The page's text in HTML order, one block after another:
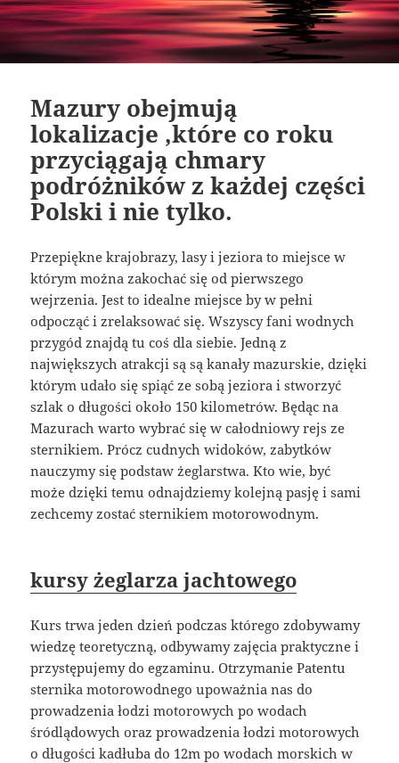
Mazury obejmują
lokalizacje ,które co roku
przyciągają chmary
podróżników z każdej części
Polski i nie tylko.
Przepiękne krajobrazy, lasy i jeziora to miejsce w
którym można zakochać się od pierwszego
wejrzenia. Jest to idealne miejsce by w pełni
odpocząć i zrelaksować się. Wszyscy fani wodnych
przygód znajdą tu coś dla siebie. Jedną z
największych atrakcji są są kanały mazurskie, dzięki
którym udało się spiąć ze sobą jeziora i stworzyć
szlak o długości około 150 kilometrów. Będąc na
Mazurach warto wybrać się w całodniowy rejs ze
sternikiem. Prócz cudnych widoków, zabytków
nauczymy się podstaw żeglarstwa. Kto wie, być
może dzięki temu odnajdziemy kolejną pasję i sami
zechcemy zostać sternikiem motorowodnym.
kursy żeglarza jachtowego
Kurs trwa jeden dzień podczas którego zdobywamy
wiedzę teoretyczną, odbywamy zajęcia praktyczne i
przystępujemy do egzaminu. Otrzymanie Patentu
sternika motorowodnego upoważnia nas do
prowadzenia łodzi motorowych po wodach
śródlądowych oraz prowadzenia łodzi motorowych
o długości kadłuba do 12m po wodach morskich w